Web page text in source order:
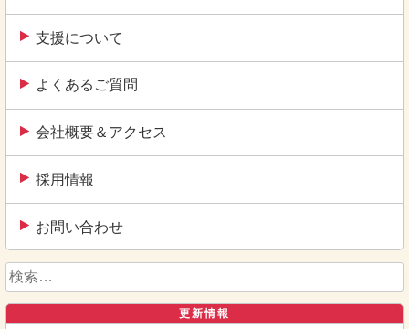
支援について
よくあるご質問
会社概要＆アクセス
採用情報
お問い合わせ
検
索:
更新情報